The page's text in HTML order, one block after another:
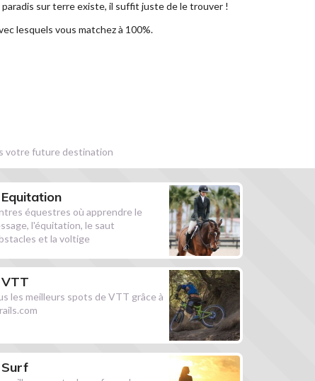
sur terre existe, il suffit juste de le trouver !
lesquels vous matchez à 100%.
votre future destination
Equitation
équestres où apprendre le
l'équitation, le saut
et la voltige
VTT
les meilleurs spots de VTT grâce à
Surf